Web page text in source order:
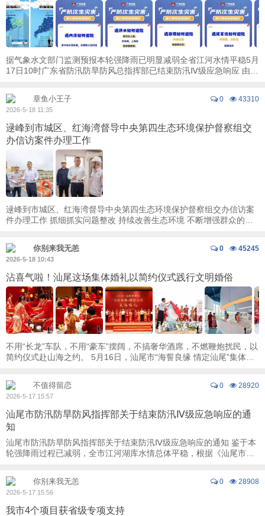
据气象水文部门监测预报本轮强降雨已明显减弱全省江河水情平稳5月
17日10时广东省防汛防旱防风总指挥部已结束防汛Ⅳ级应急响应 由于
0 43310
章鱼小王子
2026-5-18 11:35
逯峰到市城区、红海湾督导中央第四生态环境保护督察组交
办信访案件办理工作
逯峰到市城区、红海湾督导中央第四生态环境保护督察组交办信访案
件办理工作 抓细抓实问题整改 持续改善生态环境 不断增强群众的获
0 45245
你别来我无恙
2026-5-18 10:43
沾喜气啦！汕尾这场集体婚礼以简约仪式践行文明婚俗
不用“长龙”车队，不用“豪车”摆阔，不搞奢华酒席，不燃鞭炮扰民，以
简约仪式赴山海之约。 5月16日，汕尾市“海誓良缘 情定汕尾”集体婚
0 28920
不值得留恋
2026-5-17 15:57
汕尾市防汛防旱防风指挥部关于结束防汛Ⅳ级应急响应的通
知
汕尾市防汛防旱防风指挥部关于结束防汛Ⅳ级应急响应的通知 鉴于本
轮强降雨过程已减弱，全市江河湖库水情总体平稳，根据《汕尾市防
0 28908
你别来我无恙
2026-5-17 15:56
我市4个项目获省级专项支持